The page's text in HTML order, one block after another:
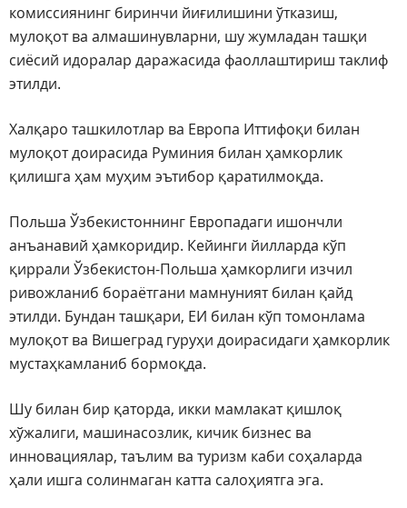
комиссиянинг биринчи йиғилишини ўтказиш,
мулоқот ва алмашинувларни, шу жумладан ташқи
сиёсий идоралар даражасида фаоллаштириш таклиф
этилди.
Халқаро ташкилотлар ва Европа Иттифоқи билан
мулоқот доирасида Руминия билан ҳамкорлик
қилишга ҳам муҳим эътибор қаратилмоқда.
Польша Ўзбекистоннинг Европадаги ишончли
анъанавий ҳамкоридир. Кейинги йилларда кўп
қиррали Ўзбекистон-Польша ҳамкорлиги изчил
ривожланиб бораётгани мамнуният билан қайд
этилди. Бундан ташқари, ЕИ билан кўп томонлама
мулоқот ва Вишеград гуруҳи доирасидаги ҳамкорлик
мустаҳкамланиб бормоқда.
Шу билан бир қаторда, икки мамлакат қишлоқ
хўжалиги, машинасозлик, кичик бизнес ва
инновациялар, таълим ва туризм каби соҳаларда
ҳали ишга солинмаган катта салоҳиятга эга.